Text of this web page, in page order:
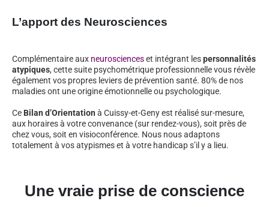
L’apport des Neurosciences
Complémentaire aux neuroscienceset intégrant lespersonnalités
atypiques, cette suite psychométrique professionnelle vous révèle
également vos propres leviers de prévention santé. 80% de nos
maladies ont une origine émotionnelle ou psychologique.
Ce Bilan d’Orientation à Cuissy-et-Geny est réalisé sur-mesure,
aux horaires à votre convenance (sur rendez-vous), soit près de
chez vous, soit en visioconférence. Nous nous adaptons
totalement à vos atypismes et à votre handicap s’il y a lieu.
Une vraie prise de conscience